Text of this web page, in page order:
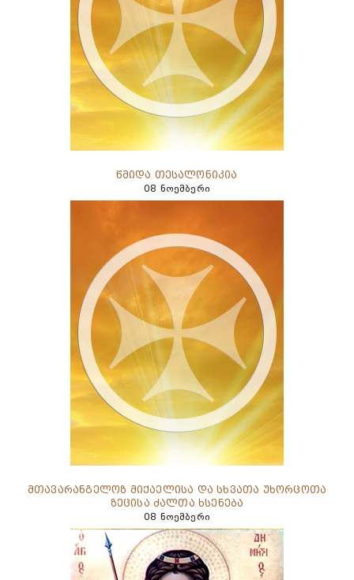
წმიდა თესალონიკია
08 ნოემბერი
მთავარანგელოზ მიქაელისა და სხვათა უხორცოთა
ზეცისა ძალთა ხსენება
08 ნოემბერი